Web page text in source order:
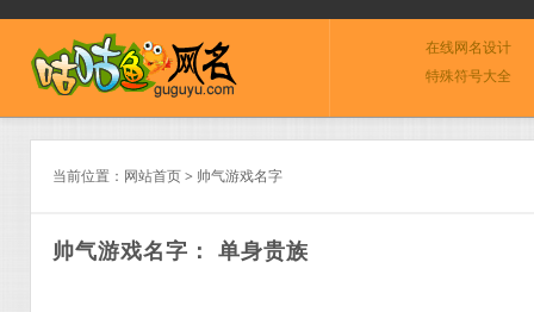
在线网名设计
特殊符号大全
当前位置： 网站首页> 帅气游戏名字
帅气游戏名字： 单身贵族